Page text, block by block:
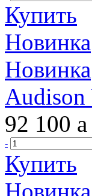
Купить
Новинка
Новинка
Audison
92 100 a
-
Купить